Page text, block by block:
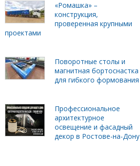
«Ромашка» –
конструкция,
проверенная крупными
проектами
Поворотные столы и
магнитная бортоснастка
для гибкого формования
Профессиональное
архитектурное
освещение и фасадный
декор в Ростове-на-Дону